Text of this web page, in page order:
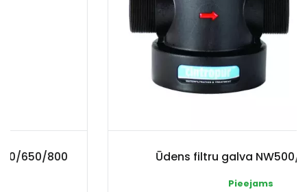
Ūdens filtru galva NW500/650/800